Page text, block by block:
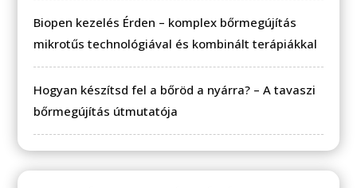
Biopen kezelés Érden – komplex bőrmegújítás
mikrotűs technológiával és kombinált terápiákkal
Hogyan készítsd fel a bőröd a nyárra? – A tavaszi
bőrmegújítás útmutatója